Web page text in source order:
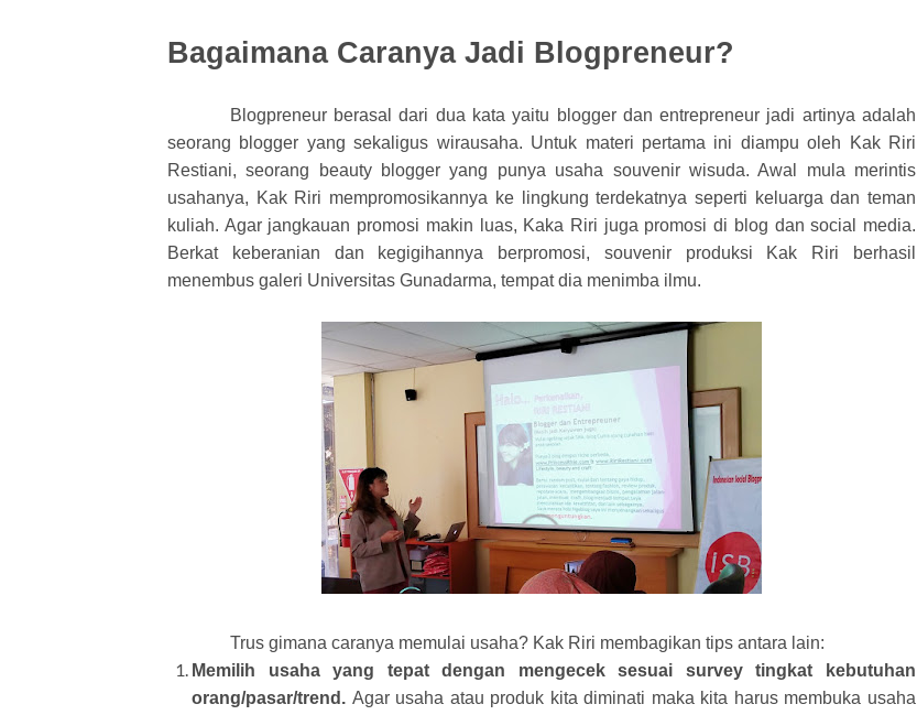
Bagaimana Caranya Jadi Blogpreneur?
Blogpreneur berasal dari dua kata yaitu blogger dan entrepreneur jadi artinya adalah
seorang blogger yang sekaligus wirausaha. Untuk materi pertama ini diampu oleh Kak Riri
Restiani, seorang beauty blogger yang punya usaha souvenir wisuda. Awal mula merintis
usahanya, Kak Riri mempromosikannya ke lingkung terdekatnya seperti keluarga dan teman
kuliah. Agar jangkauan promosi makin luas, Kaka Riri juga promosi di blog dan social media.
Berkat keberanian dan kegigihannya berpromosi, souvenir produksi Kak Riri berhasil
menembus galeri Universitas Gunadarma, tempat dia menimba ilmu.
Trus gimana caranya memulai usaha? Kak Riri membagikan tips antara lain:
Memilih usaha yang tepat dengan mengecek sesuai survey tingkat kebutuhan
orang/pasar/trend. Agar usaha atau produk kita diminati maka kita harus membuka usaha